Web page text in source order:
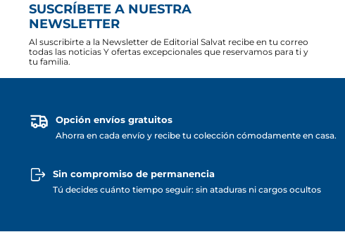
SUSCRÍBETE A NUESTRA
NEWSLETTER
Al suscribirte a la Newsletter de Editorial Salvat recibe en tu correo
todas las noticias Y ofertas excepcionales que reservamos para ti y
tu familia.
Opción envíos gratuitos
Ahorra en cada envío y recibe tu colección cómodamente en casa.
Sin compromiso de permanencia
Tú decides cuánto tiempo seguir: sin ataduras ni cargos ocultos